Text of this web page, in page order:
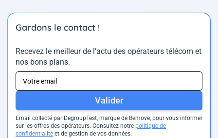
Gardons le contact !
Recevez le meilleur de l’actu des opérateurs télécom et
nos bons plans.
Valider
Email collecté par DegroupTest, marque de Bemove, pour vous informer
sur les offres des opérateurs. Consultez notre politique de
confidentialité et de gestion de vos données.